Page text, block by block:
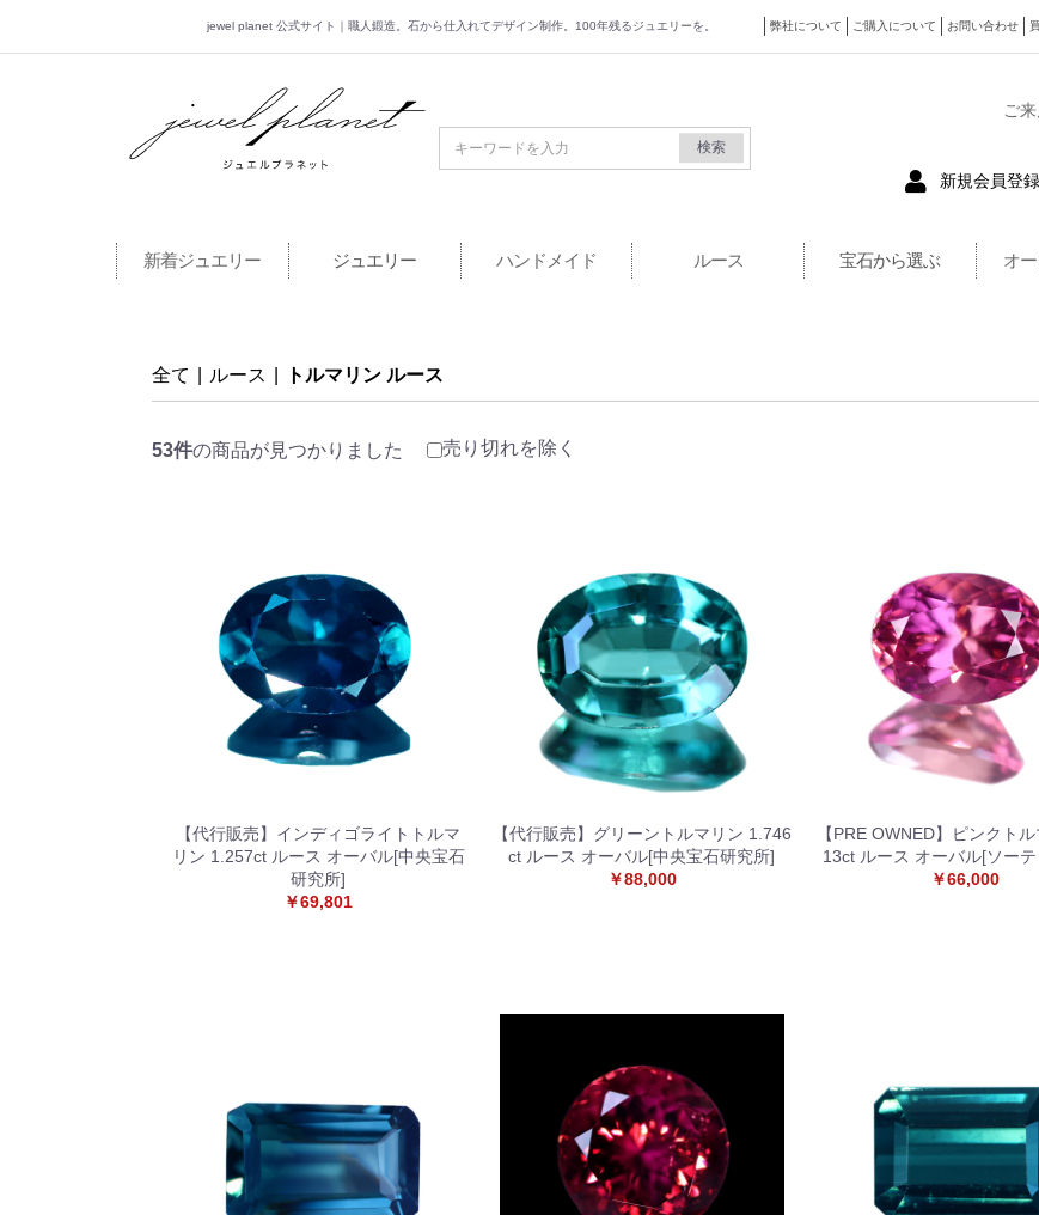
jewel planet 公式サイト｜職人鍛造。石から仕入れてデザイン制作。100年残るジュエリーを。 弊社について ご購入について お問い合わせ
jewel planet 公式サイト
検索
ご
新規会員登録
新着ジュエリー ジュエリー ハンドメイド ルース 宝石から選ぶ オ
全て ルース トルマリン ルース
53件の商品が見つかりました 売り切れを除く
【代行販売】インディゴライトトルマ
リン 1.257ct ルース オーバル[中央宝石
研究所]
￥69,801
【代行販売】グリーントルマリン 1.746
ct ルース オーバル[中央宝石研究所]
￥88,000
【PRE OWNED】ピンクト
13ct ルース オーバル[ソー
￥66,000